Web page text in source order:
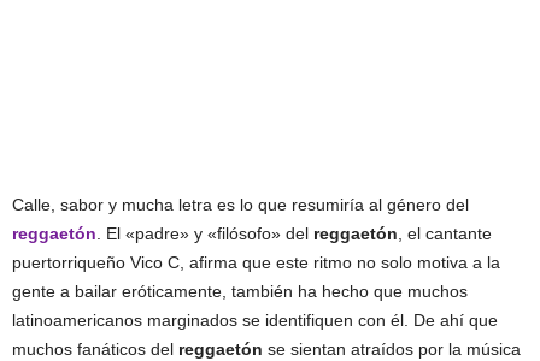
Calle, sabor y mucha letra es lo que resumiría al género del
reggaetón. El «padre» y «filósofo» del reggaetón, el cantante
puertorriqueño Vico C, afirma que este ritmo no solo motiva a la
gente a bailar eróticamente, también ha hecho que muchos
latinoamericanos marginados se identifiquen con él. De ahí que
muchos fanáticos del reggaetón se sientan atraídos por la música